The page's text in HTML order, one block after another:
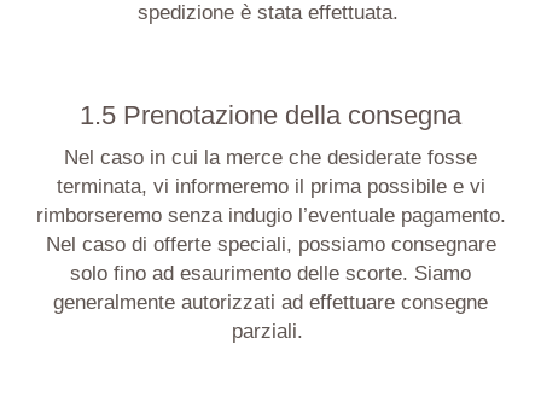
spedizione è stata effettuata.
1.5 Prenotazione della consegna
Nel caso in cui la merce che desiderate fosse
terminata, vi informeremo il prima possibile e vi
rimborseremo senza indugio l’eventuale pagamento.
Nel caso di offerte speciali, possiamo consegnare
solo fino ad esaurimento delle scorte. Siamo
generalmente autorizzati ad effettuare consegne
parziali.